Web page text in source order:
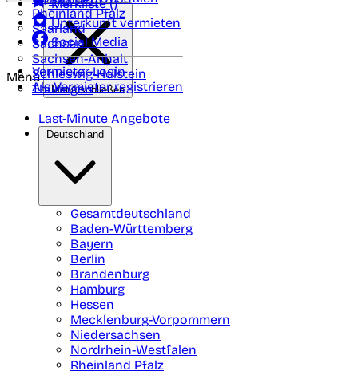
Rheinland Pfalz
Saarland
Sachsen
Sachsen-Anhalt
Schleswig-Holstein
Thüringen
Merkliste ()
Unterkunft vermieten
Social Media
Vermieter-Login
Als Vermieter registrieren
Menü
Menü schließen
Last-Minute Angebote
Deutschland
Gesamtdeutschland
Baden-Württemberg
Bayern
Berlin
Brandenburg
Hamburg
Hessen
Mecklenburg-Vorpommern
Niedersachsen
Nordrhein-Westfalen
Rheinland Pfalz